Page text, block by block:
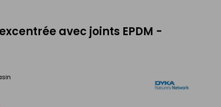
avec joints EPDM -